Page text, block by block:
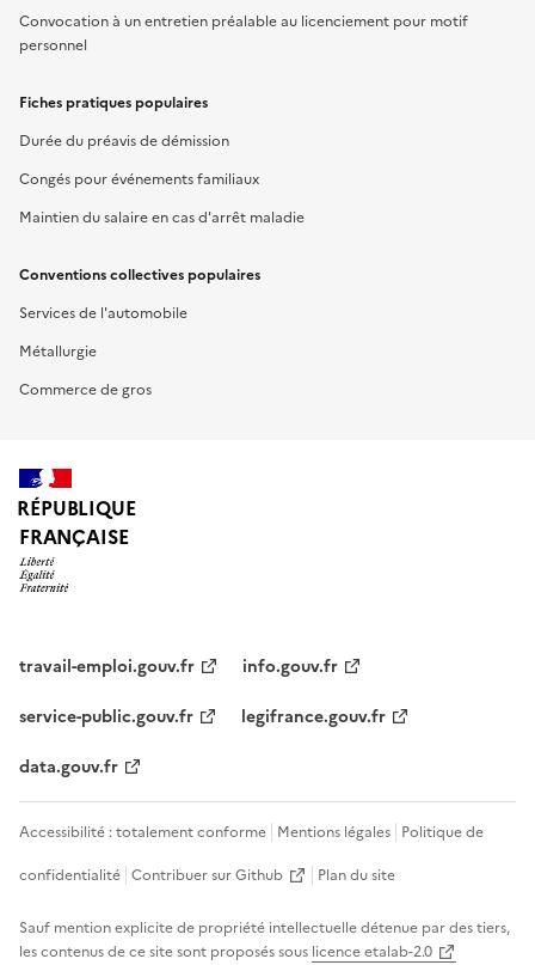
Convocation à un entretien préalable au licenciement pour motif
personnel
Fiches pratiques populaires
Durée du préavis de démission
Congés pour événements familiaux
Maintien du salaire en cas d'arrêt maladie
Conventions collectives populaires
Services de l'automobile
Métallurgie
Commerce de gros
RÉPUBLIQUE
FRANÇAISE
travail-emploi.gouv.fr
info.gouv.fr
service-public.gouv.fr
legifrance.gouv.fr
data.gouv.fr
Accessibilité : totalement conforme Mentions légales Politique de
confidentialité Contribuer sur Github Plan du site
Sauf mention explicite de propriété intellectuelle détenue par des tiers,
les contenus de ce site sont proposés sous licence etalab-2.0